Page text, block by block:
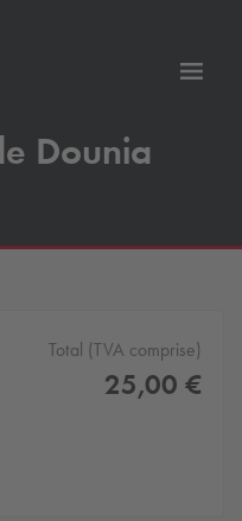
Dounia
Total (TVA comprise)
25,00 €